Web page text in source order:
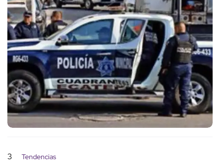
3 Tendencias